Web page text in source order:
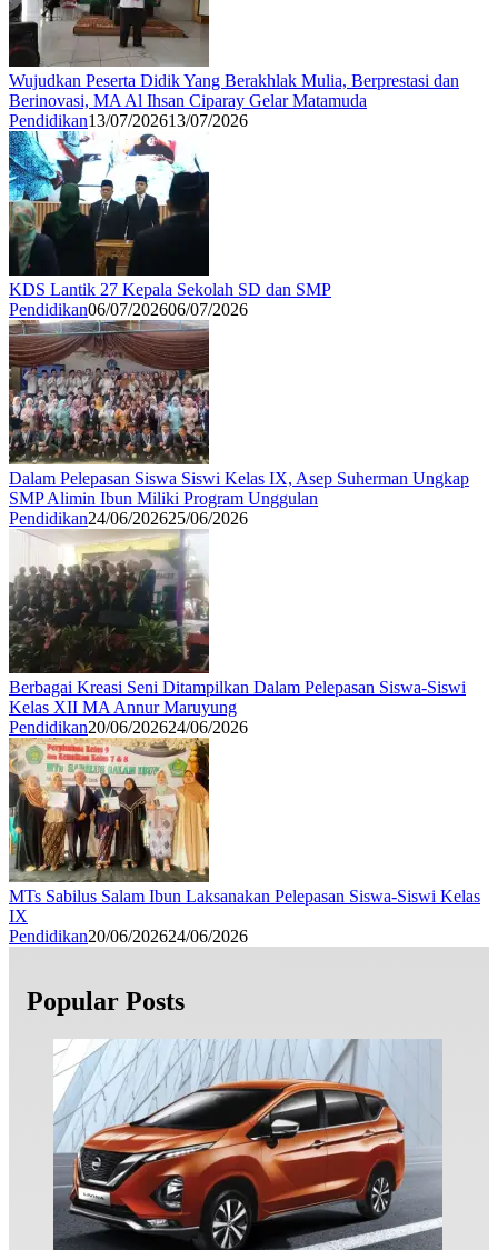
Wujudkan Peserta Didik Yang Berakhlak Mulia, Berprestasi dan
Berinovasi, MA Al Ihsan Ciparay Gelar Matamuda
Pendidikan13/07/202613/07/2026
KDS Lantik 27 Kepala Sekolah SD dan SMP
Pendidikan06/07/202606/07/2026
Dalam Pelepasan Siswa Siswi Kelas IX, Asep Suherman Ungkap
SMP Alimin Ibun Miliki Program Unggulan
Pendidikan24/06/202625/06/2026
Berbagai Kreasi Seni Ditampilkan Dalam Pelepasan Siswa-Siswi
Kelas XII MA Annur Maruyung
Pendidikan20/06/202624/06/2026
MTs Sabilus Salam Ibun Laksanakan Pelepasan Siswa-Siswi Kelas
IX
Pendidikan20/06/202624/06/2026
Popular Posts